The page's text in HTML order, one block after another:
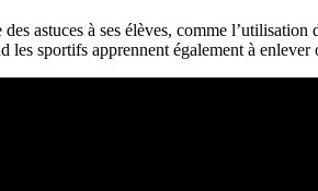
astuces à ses élèves, comme
les sportifs apprennent également à